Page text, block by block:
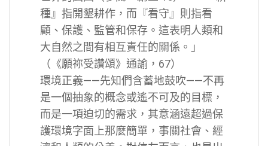
種』指開墾耕作，而『看守』則指看
顧、保護、監管和保存。這表明人類和
大自然之間有相互責任的關係。」
（《願祢受讚頌》通諭，67）
環境正義——先知們含蓄地鼓吹——不再
是一個抽象的概念或遙不可及的目標，
而是一項迫切的需求，其意涵遠超過保
護環境字面上那麼簡單，事關社會、經